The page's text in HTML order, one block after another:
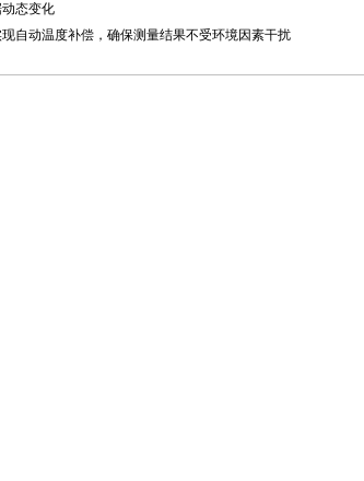
态变化
自动温度补偿，确保测量结果不受环境因素干扰